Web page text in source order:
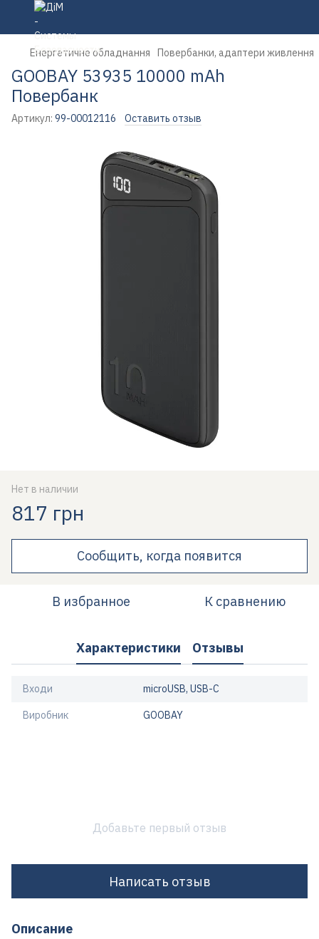
Енергетичне обладнання Повербанки, адаптери живлення
GOOBAY 53935 10000 mAh
Повербанк
Артикул: 99-00012116 Оставить отзыв
Нет в наличии
817 грн
Сообщить, когда появится
В избранное К сравнению
Характеристики Отзывы
Входи microUSB, USB-C
Виробник GOOBAY
Добавьте первый отзыв
Написать отзыв
Описание